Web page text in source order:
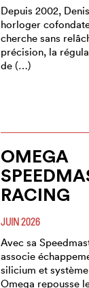
Depuis 2002,
horloger
cherche sans
précision, la
de (…)
OMEGA
RACING
JUIN 2026
Avec sa
associe
silicium et
Omega repousse